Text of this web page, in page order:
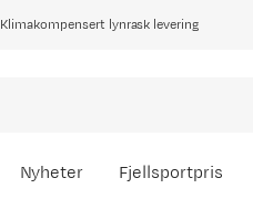
Klimakompensert lynrask levering
Nyheter Fjellsportpris